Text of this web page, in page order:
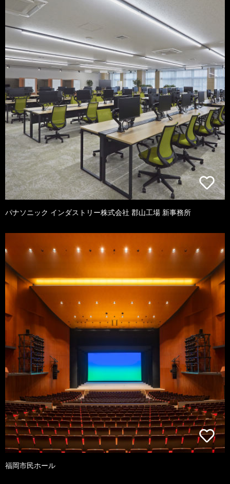
パナソニック インダストリー株式会社 郡山工場 新事務所
福岡市民ホール